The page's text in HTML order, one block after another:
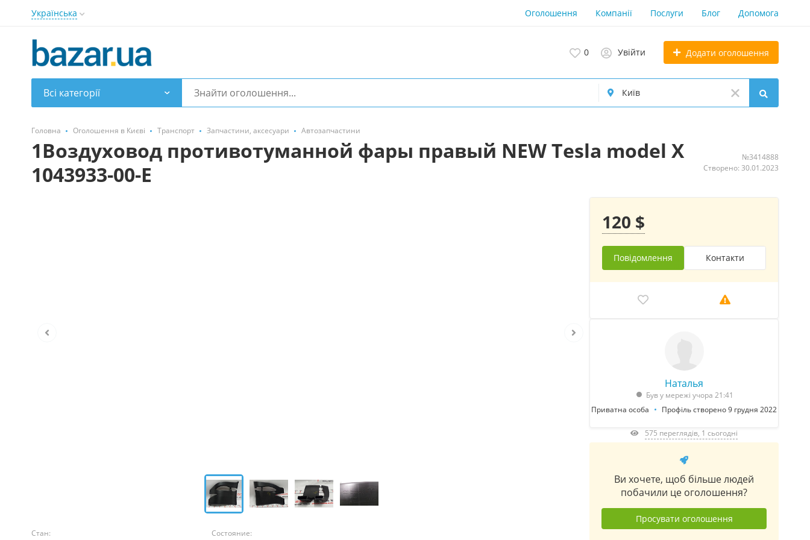
Українська Оголошення Компанії Послуги Блог Допомога
0 Увійти Додати оголошення
Всі категорії
Головна Оголошення в Києві Транспорт Запчастини, аксесуари Автозапчастини
1Воздуховод противотуманной фары правый NEW Tesla model X
1043933-00-E
№3414888
Створено: 30.01.2023
Стан: Состояние:
120 $
Повідомлення Контакти
Наталья
Був у мережі учора 21:41
Приватна особа
Профіль створено 9 грудня 2022
575 переглядів, 1 сьогодні
Ви хочете, щоб більше людей
побачили це оголошення?
Просувати оголошення